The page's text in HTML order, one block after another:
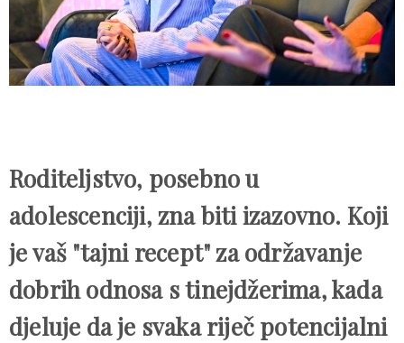
Roditeljstvo, posebno u
adolescenciji, zna biti izazovno. Koji
je vaš "tajni recept" za održavanje
dobrih odnosa s tinejdžerima, kada
djeluje da je svaka riječ potencijalni